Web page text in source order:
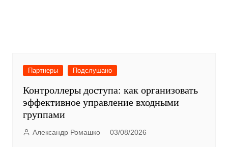
Партнеры Подслушано
Контроллеры доступа: как организовать
эффективное управление входными
группами
Александр Ромашко 03/08/2026